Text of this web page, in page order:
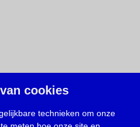
cookies
technieken om onze